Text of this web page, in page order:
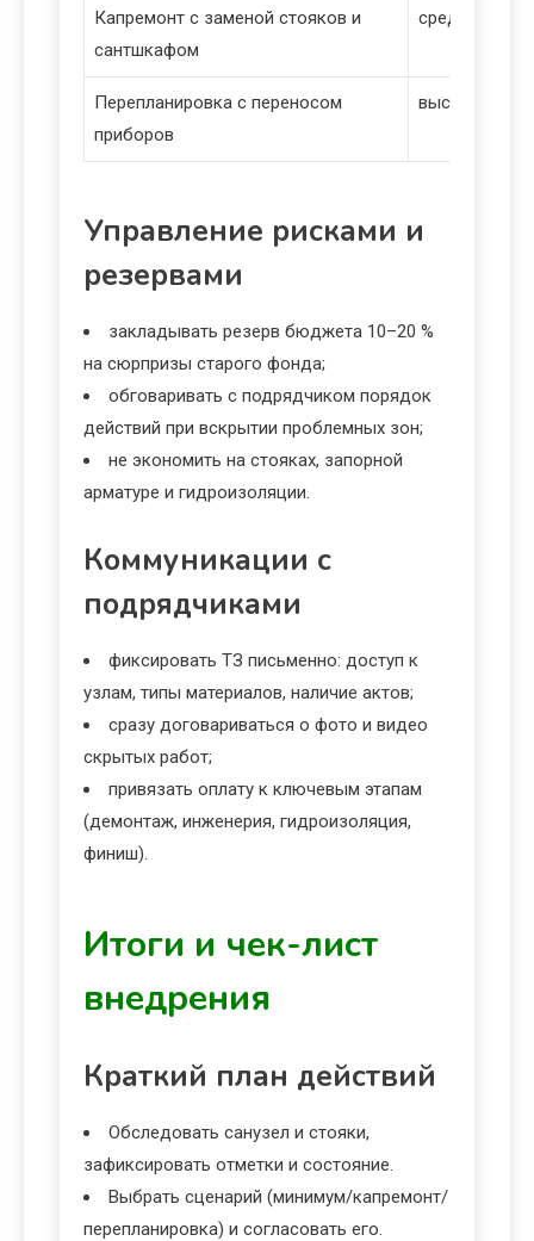
Капремонт с заменой стояков и
сантшкафом
средняя
Перепланировка с переносом
приборов
высокая
Управление рисками и
резервами
закладывать резерв бюджета 10–20 %
на сюрпризы старого фонда;
обговаривать с подрядчиком порядок
действий при вскрытии проблемных зон;
не экономить на стояках, запорной
арматуре и гидроизоляции.
Коммуникации с
подрядчиками
фиксировать ТЗ письменно: доступ к
узлам, типы материалов, наличие актов;
сразу договариваться о фото и видео
скрытых работ;
привязать оплату к ключевым этапам
(демонтаж, инженерия, гидроизоляция,
финиш).
Итоги и чек-лист
внедрения
Краткий план действий
Обследовать санузел и стояки,
зафиксировать отметки и состояние.
Выбрать сценарий (минимум/капремонт/
перепланировка) и согласовать его.